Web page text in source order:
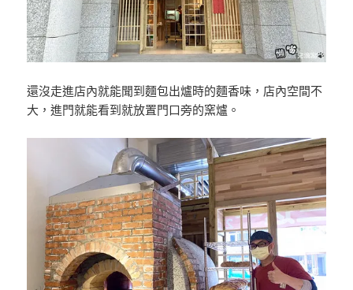
還沒走進店內就能聞到麵包出爐時的麵香味，店內空間不
大，進門就能看到就放置門口旁的窯爐。